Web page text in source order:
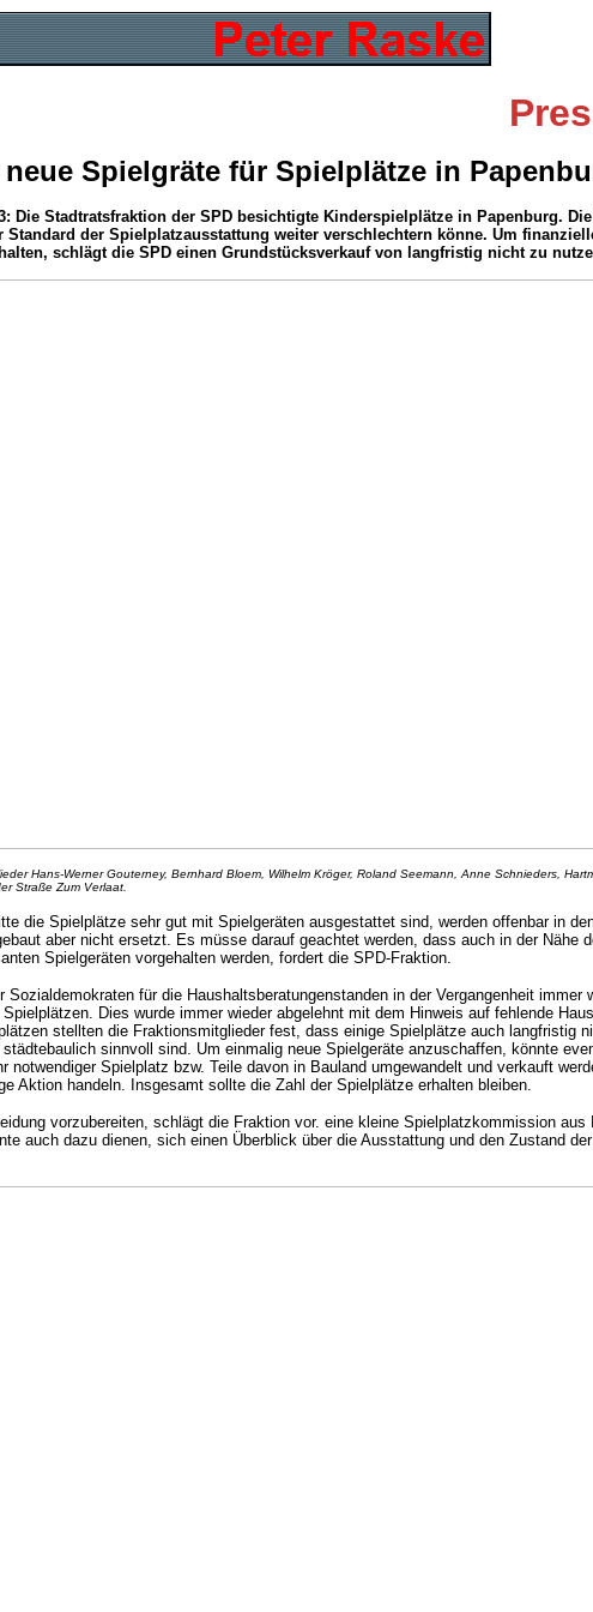
Spielgräte für Spielplätze in
Die Stadtratsfraktion der SPD besichtigte Kinderspielplätze in Papenburg.
Standard der Spielplatzausstattung weiter verschlechtern könne. Um
schlägt die SPD einen Grundstücksverkauf von langfristig nicht zu
Hans-Werner Gouterney, Bernhard Bloem, Wilhelm Kröger, Roland Seemann, Anne Schnieders,
Straße Zum Verlaat.
die Spielplätze sehr gut mit Spielgeräten ausgestattet sind, werden offenbar in
aber nicht ersetzt. Es müsse darauf geachtet werden, dass auch in der Nähe
Spielgeräten vorgehalten werden, fordert die SPD-Fraktion.
Sozialdemokraten für die Haushaltsberatungenstanden in der Vergangenheit
Dies wurde immer wieder abgelehnt mit dem Hinweis auf fehlende
stellten die Fraktionsmitglieder fest, dass einige Spielplätze auch langfristig
sinnvoll sind. Um einmalig neue Spielgeräte anzuschaffen, könnte
notwendiger Spielplatz bzw. Teile davon in Bauland umgewandelt und verkauft
Aktion handeln. Insgesamt sollte die Zahl der Spielplätze erhalten bleiben.
vorzubereiten, schlägt die Fraktion vor. eine kleine Spielplatzkommission aus
auch dazu dienen, sich einen Überblick über die Ausstattung und den Zustand